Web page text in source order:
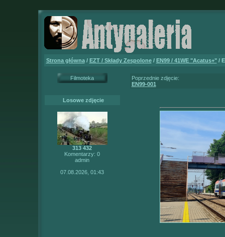
Strona główna/ EZT / Składy Zespolone/ EN99 / 41WE "Acatus+"/
Filmoteka
Losowe zdjęcie
313 432
Komentarzy: 0
admin
07.08.2026, 01:43
Poprzednie zdjęcie:
EN99-001